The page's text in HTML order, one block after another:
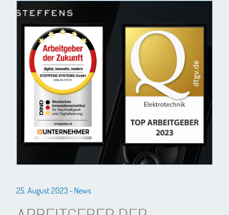
25. August 2023 - News